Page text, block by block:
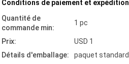
Conditions de paiement et
Quantité de
commande min:
1 pc
Prix:
USD 1
Détails d'emballage:
paquet standard